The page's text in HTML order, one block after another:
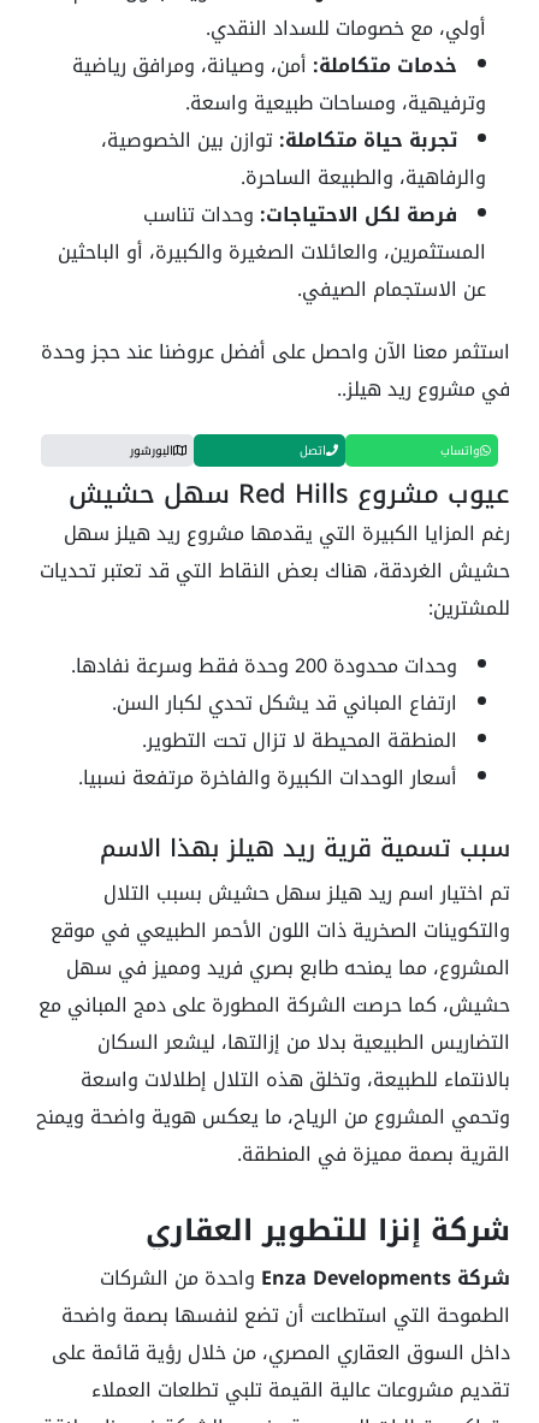
أولي، مع خصومات للسداد النقدي.
خدمات متكاملة: أمن، وصيانة، ومرافق رياضية
وترفيهية، ومساحات طبيعية واسعة.
تجربة حياة متكاملة:توازن بين الخصوصية،
والرفاهية، والطبيعة الساحرة.
فرصة لكل الاحتياجات: وحدات تناسب
المستثمرين، والعائلات الصغيرة والكبيرة، أو الباحثين
عن الاستجمام الصيفي.
استثمر معنا الآن واحصل على أفضل عروضنا عند حجز وحدة
في مشروع ريد هيلز..
واتساب اتصل البورشور
عيوب مشروع Red Hills سهل حشيش
رغم المزايا الكبيرة التي يقدمها مشروع ريد هيلز سهل
حشيش الغردقة، هناك بعض النقاط التي قد تعتبر تحديات
للمشترين:
وحدات محدودة 200 وحدة فقط وسرعة نفادها.
ارتفاع المباني قد يشكل تحدي لكبار السن.
المنطقة المحيطة لا تزال تحت التطوير.
أسعار الوحدات الكبيرة والفاخرة مرتفعة نسبيا.
سبب تسمية قرية ريد هيلز بهذا الاسم
تم اختيار اسم ريد هيلز سهل حشيش بسبب التلال
والتكوينات الصخرية ذات اللون الأحمر الطبيعي في موقع
المشروع، مما يمنحه طابع بصري فريد ومميز في سهل
حشيش، كما حرصت الشركة المطورة على دمج المباني مع
التضاريس الطبيعية بدلا من إزالتها، ليشعر السكان
بالانتماء للطبيعة، وتخلق هذه التلال إطلالات واسعة
وتحمي المشروع من الرياح، ما يعكس هوية واضحة ويمنح
القرية بصمة مميزة في المنطقة.
شركة إنزا للتطوير العقاري
شركة Enza Developments
واحدة من الشركات
الطموحة التي استطاعت أن تضع لنفسها بصمة واضحة
داخل السوق العقاري المصري، من خلال رؤية قائمة على
تقديم مشروعات عالية القيمة تلبي تطلعات العملاء